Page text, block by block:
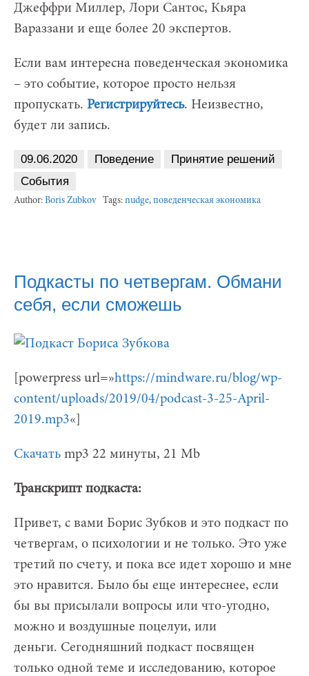
Джеффри Миллер, Лори Сантос, Кьяра
Вараззани и еще более 20 экспертов.
Если вам интересна поведенческая экономика
– это событие, которое просто нельзя
пропускать. Регистрируйтесь. Неизвестно,
будет ли запись.
09.06.2020 Поведение
Принятие решений
События
Author: Boris Zubkov Tags: nudge, поведенческая экономика
Подкасты по четвергам. Обмани
себя, если сможешь
[powerpress url=»https://mindware.ru/blog/wp-
content/uploads/2019/04/podcast-3-25-April-
2019.mp3«]
Скачать mp3 22 минуты, 21 Mb
Транскрипт подкаста:
Привет, с вами Борис Зубков и это подкаст по
четвергам, о психологии и не только. Это уже
третий по счету, и пока все идет хорошо и мне
это нравится. Было бы еще интереснее, если
бы вы присылали вопросы или что-угодно,
можно и воздушные поцелуи, или
деньги. Сегодняшний подкаст посвящен
только одной теме и исследованию, которое